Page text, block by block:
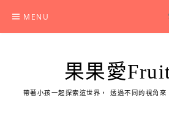
content
MENU
果果愛
帶著小孩一起探索這世界， 透過不同的視角來